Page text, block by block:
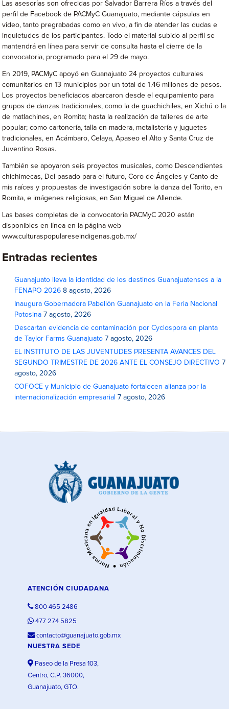
Las asesorías son ofrecidas por Salvador Barrera Ríos a través del
perfil de Facebook de PACMyC Guanajuato, mediante cápsulas en
video, tanto pregrabadas como en vivo, a fin de atender las dudas e
inquietudes de los participantes. Todo el material subido al perfil se
mantendrá en línea para servir de consulta hasta el cierre de la
convocatoria, programado para el 29 de mayo.
En 2019, PACMyC apoyó en Guanajuato 24 proyectos culturales
comunitarios en 13 municipios por un total de 1.46 millones de pesos.
Los proyectos beneficiados abarcaron desde el equipamiento para
grupos de danzas tradicionales, como la de guachichiles, en Xichú o la
de matlachines, en Romita; hasta la realización de talleres de arte
popular; como cartonería, talla en madera, metalistería y juguetes
tradicionales, en Acámbaro, Celaya, Apaseo el Alto y Santa Cruz de
Juventino Rosas.
También se apoyaron seis proyectos musicales, como Descendientes
chichimecas, Del pasado para el futuro, Coro de Ángeles y Canto de
mis raíces y propuestas de investigación sobre la danza del Torito, en
Romita, e imágenes religiosas, en San Miguel de Allende.
Las bases completas de la convocatoria PACMyC 2020 están
disponibles en línea en la página web
www.culturaspopulareseindigenas.gob.mx/
Entradas recientes
Guanajuato lleva la identidad de los destinos Guanajuatenses a la
FENAPO 2026 8 agosto, 2026
Inaugura Gobernadora Pabellón Guanajuato en la Feria Nacional
Potosina 7 agosto, 2026
Descartan evidencia de contaminación por Cyclospora en planta
de Taylor Farms Guanajuato 7 agosto, 2026
EL INSTITUTO DE LAS JUVENTUDES PRESENTA AVANCES DEL
SEGUNDO TRIMESTRE DE 2026 ANTE EL CONSEJO DIRECTIVO 7
agosto, 2026
COFOCE y Municipio de Guanajuato fortalecen alianza por la
internacionalización empresarial 7 agosto, 2026
ATENCIÓN CIUDADANA
800 465 2486
477 274 5825
contacto@guanajuato.gob.mx
NUESTRA SEDE
Paseo de la Presa 103,
Centro, C.P. 36000,
Guanajuato, GTO.